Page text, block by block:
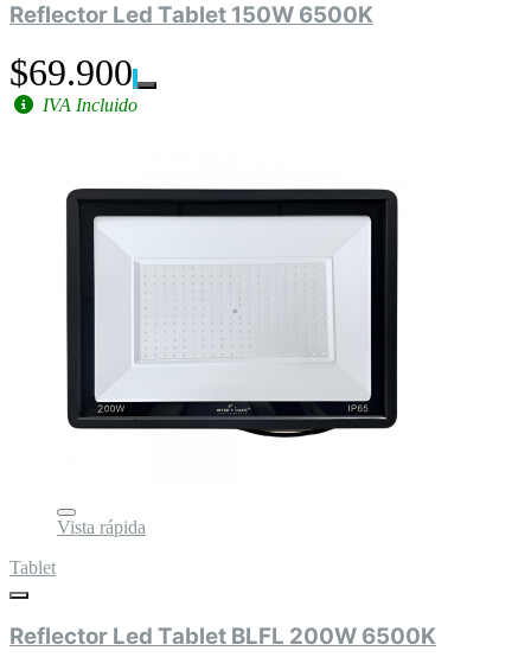
Reflector Led Tablet 150W 6500K
$69.900
IVA Incluido
Vista rápida
Tablet
Reflector Led Tablet BLFL 200W 6500K